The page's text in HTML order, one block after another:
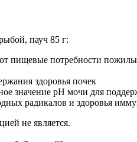
пауч 85 г:
потребности
здоровья почек
значение рН мочи для
радикалов и здоровья
не является.